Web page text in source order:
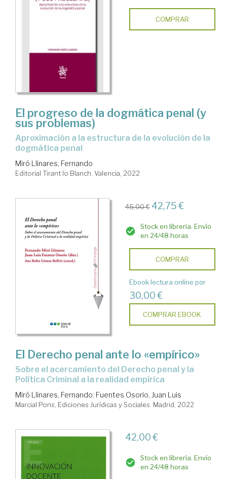
COMPRAR
El progreso de la dogmática penal (y
sus problemas)
aproximación a la estructura de la evolución de la
dogmática penal
Miró Llinares, Fernando
Editorial Tirant lo Blanch. Valencia, 2022
45,00 € 42,75 €
Stock en librería. Envío
en 24/48 horas
COMPRAR
Ebook lectura online por
30,00 €
COMPRAR EBOOK
El Derecho penal ante lo «empírico»
sobre el acercamiento del Derecho penal y la
Política Criminal a la realidad empírica
Miró Llinares, Fernando; Fuentes Osorio, Juan Luis
Marcial Pons, Ediciones Jurídicas y Sociales. Madrid, 2022
42,00 €
Stock en librería. Envío
en 24/48 horas